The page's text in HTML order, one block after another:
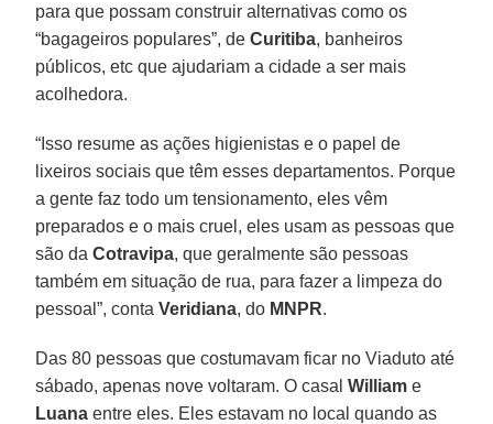
para que possam construir alternativas como os
“bagageiros populares”, deCuritiba, banheiros
públicos, etc que ajudariam a cidade a ser mais
acolhedora.
“Isso resume as ações higienistas e o papel de
lixeiros sociais que têm esses departamentos. Porque
a gente faz todo um tensionamento, eles vêm
preparados e o mais cruel, eles usam as pessoas que
são daCotravipa, que geralmente são pessoas
também em situação de rua, para fazer a limpeza do
pessoal”, contaVeridiana, do MNPR.
Das 80 pessoas que costumavam ficar no Viaduto até
sábado, apenas nove voltaram. O casalWilliam e
Luana entre eles. Eles estavam no local quando as